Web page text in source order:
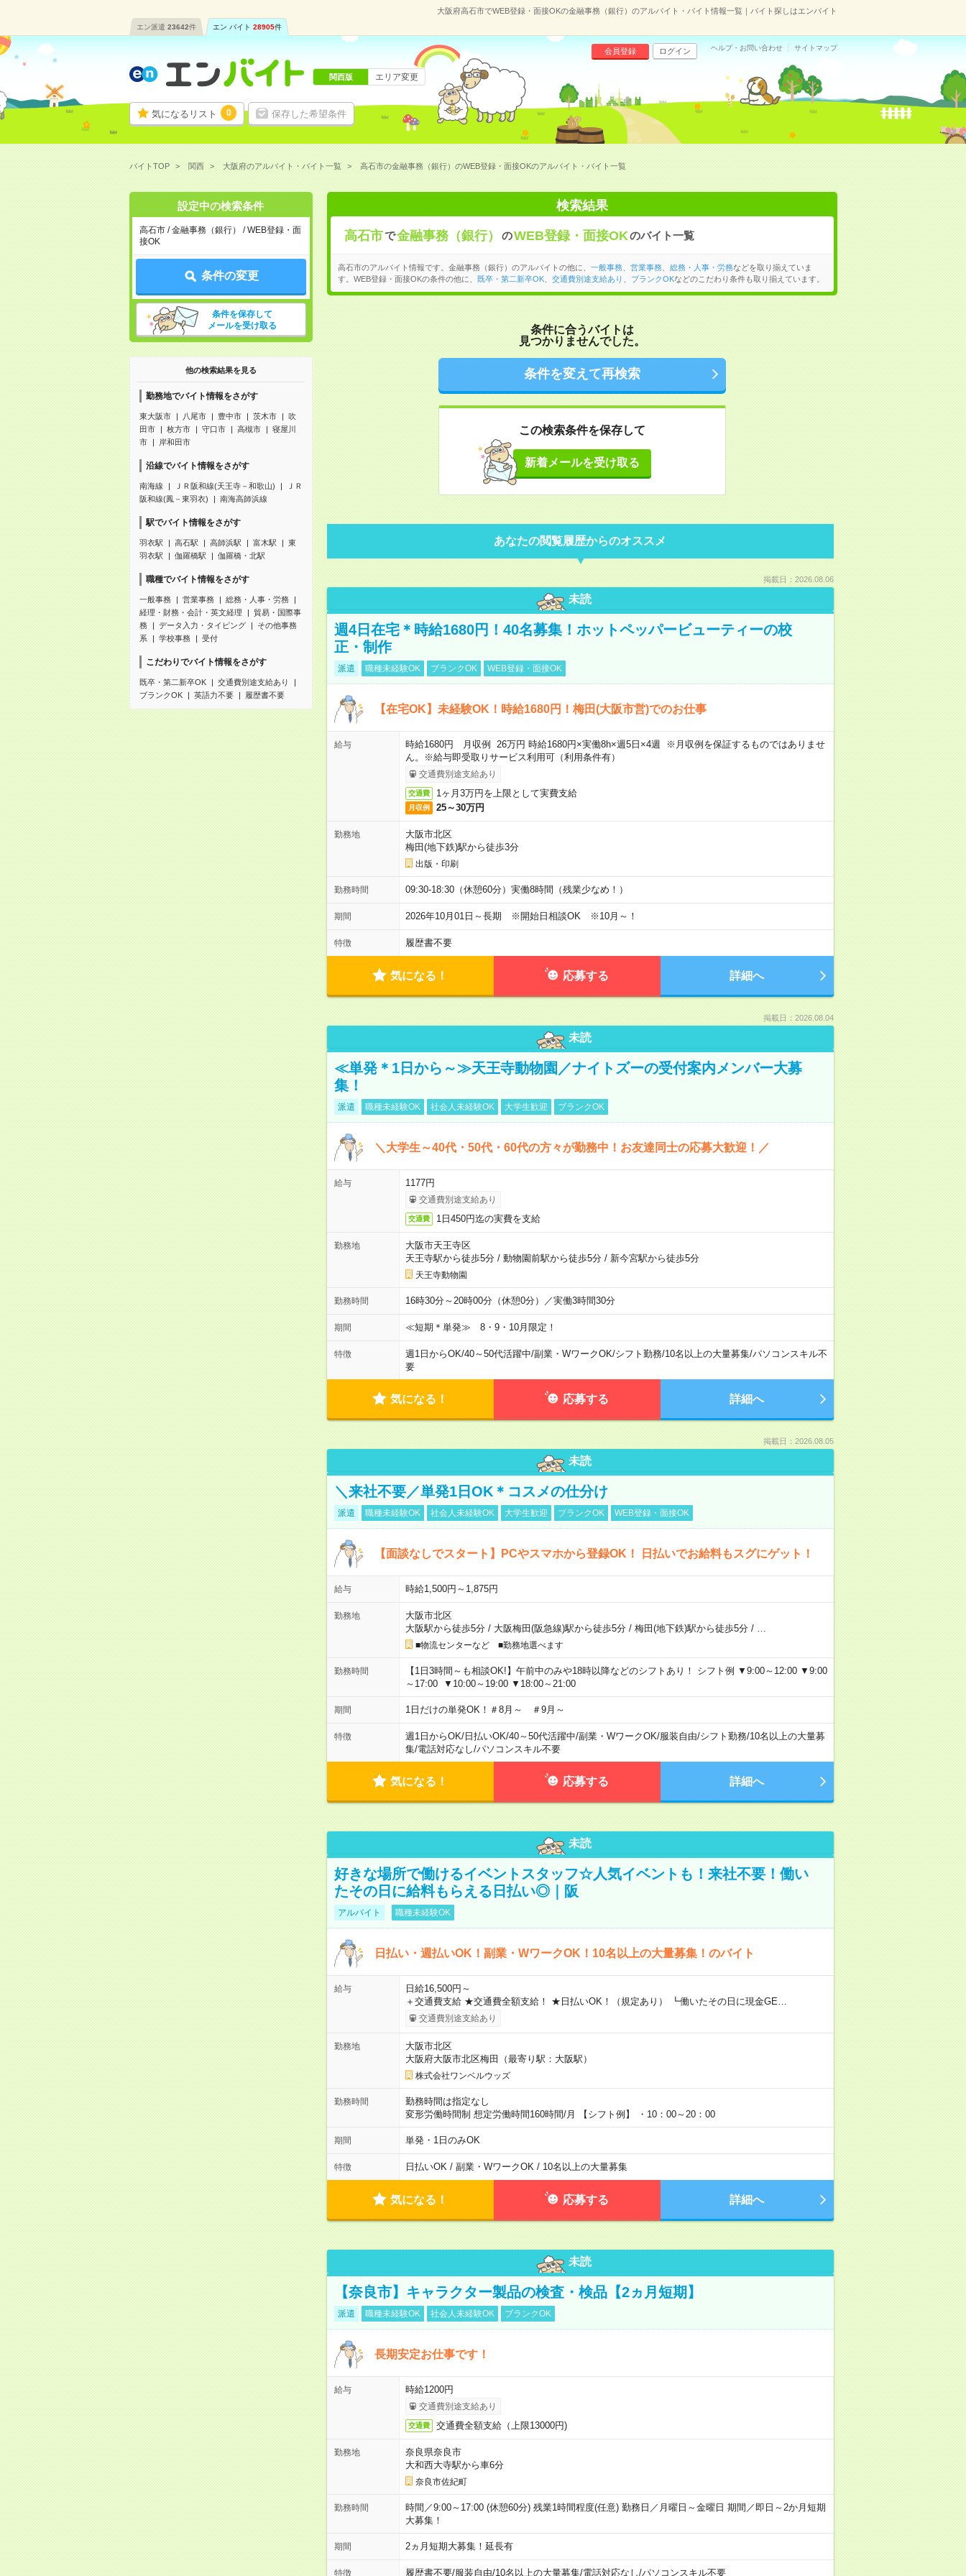
大阪府高石市でWEB登録・面接OKの金融事務（銀行）のアルバイト・バイト情報一覧｜バイト探しはエンバイト
エン派遣 23642件 エン バイト 28905件
気になるリスト 0 保存した希望条件
会員登録 ログイン ヘルプ・お問い合わせ サイトマップ
関西版 エリア変更
バイトTOP 関西 大阪府のアルバイト・バイト一覧 高石市の金融事務（銀行）のWEB登録・面接OKのアルバイト・バイト一覧
設定中の検索条件
高石市 / 金融事務（銀行） / WEB登録・面
接OK
条件の変更
条件を保存して
メールを受け取る
他の検索結果を見る
勤務地でバイト情報をさがす
東大阪市 八尾市 豊中市 茨木市
吹
田市
枚方市 守口市 高槻市
寝屋川
市
岸和田市
沿線でバイト情報をさがす
南海線 ＪＲ阪和線(天王寺－和歌山)
ＪＲ
阪和線(鳳－東羽衣)
南海高師浜線
駅でバイト情報をさがす
羽衣駅 高石駅 高師浜駅 富木駅
東
羽衣駅
伽羅橋駅 伽羅橋・北駅
職種でバイト情報をさがす
一般事務 営業事務
総務・人事・労務
経理・財務・会計・英文経理
貿易・国際事
務
データ入力・タイピング
その他事務
系
学校事務 受付
こだわりでバイト情報をさがす
既卒・第二新卒OK
交通費別途支給あり
ブランクOK
英語力不要 履歴書不要
検索結果
高石市で金融事務（銀行） のWEB登録・面接OKのバイト一覧
高石市のアルバイト情報です。金融事務（銀行）のアルバイトの他に、 一般事務、 営業事務、 総務・人事・労務などを取り揃えていま
す。WEB登録・面接OKの条件の他に、
既卒・第二新卒OK、 交通費別途支給あり ブランクOKなどのこだわり条件も取り揃えています。
条件に合うバイトは
見つかりませんでした。
条件を変えて再検索
この検索条件を保存して
新着メールを受け取る
あなたの閲覧履歴からのオススメ
掲載日：2026.08.06
未読
週4日在宅＊時給1680円！40名募集！ホットペッパービューティーの校
正・制作
派遣 職種未経験OK ブランクOK WEB登録・面接OK
【在宅OK】未経験OK！時給1680円！梅田(大阪市営)でのお仕事
給与
時給1680円 月収例 26万円 時給1680円×実働8h×週5日×4週 ※月収例を保証するものではありませ
ん。※給与即受取りサービス利用可（利用条件有）
交通費別途支給あり
交通費 1ヶ月3万円を上限として実費支給
月収例 25～30万円
勤務地
大阪市北区
梅田(地下鉄)駅から徒歩3分
出版・印刷
勤務時間 09:30-18:30（休憩60分）実働8時間（残業少なめ！）
期間 2026年10月01日～長期 ※開始日相談OK ※10月～！
特徴 履歴書不要
気になる！ 応募する 詳細へ
掲載日：2026.08.04
未読
≪単発＊1日から～≫天王寺動物園／ナイトズーの受付案内メンバー大募
集！
派遣 職種未経験OK 社会人未経験OK 大学生歓迎 ブランクOK
＼大学生～40代・50代・60代の方々が勤務中！お友達同士の応募大歓迎！／
給与 1177円
交通費別途支給あり
交通費 1日450円迄の実費を支給
勤務地
大阪市天王寺区
天王寺駅から徒歩5分/ 動物園前駅から徒歩5分/ 新今宮駅から徒歩5分
天王寺動物園
勤務時間 16時30分～20時00分（休憩0分）／実働3時間30分
期間 ≪短期＊単発≫ 8・9・10月限定！
特徴 週1日からOK/40～50代活躍中/副業・WワークOK/シフト勤務/10名以上の大量募集/パソコンスキル不
要
気になる！ 応募する 詳細へ
掲載日：2026.08.05
未読
＼来社不要／単発1日OK＊コスメの仕分け
派遣 職種未経験OK 社会人未経験OK 大学生歓迎 ブランクOK WEB登録・面接OK
【面談なしでスタート】PCやスマホから登録OK！ 日払いでお給料もスグにゲット！
給与 時給1,500円～1,875円
勤務地
大阪市北区
大阪駅から徒歩5分/ 大阪梅田(阪急線)駅から徒歩5分/ 梅田(地下鉄)駅から徒歩5分/
■物流センターなど ■勤務地選べます
勤務時間
【1日3時間～も相談OK!】午前中のみや18時以降などのシフトあり！ シフト例 ▼9:00～12:00 ▼9:00
～17:00 ▼10:00～19:00 ▼18:00～21:00
期間 1日だけの単発OK！＃8月～ ＃9月～
特徴 週1日からOK/日払いOK/40～50代活躍中/副業・WワークOK/服装自由/シフト勤務/10名以上の大量募
集/電話対応なし/パソコンスキル不要
気になる！ 応募する 詳細へ
未読
好きな場所で働けるイベントスタッフ☆人気イベントも！来社不要！働い
たその日に給料もらえる日払い◎｜阪
アルバイト 職種未経験OK
日払い・週払いOK！副業・WワークOK！10名以上の大量募集！のバイト
給与
日給16,500円～
＋交通費支給 ★交通費全額支給！ ★日払いOK！（規定あり） ┗働いたその日に現金GE…
交通費別途支給あり
勤務地
大阪市北区
大阪府大阪市北区梅田（最寄り駅：大阪駅）
株式会社ワンベルウッズ
勤務時間
勤務時間は指定なし
変形労働時間制 想定労働時間160時間/月 【シフト例】 ・10：00～20：00
期間 単発・1日のみOK
特徴 日払いOK / 副業・WワークOK / 10名以上の大量募集
気になる！ 応募する 詳細へ
未読
【奈良市】キャラクター製品の検査・検品【2ヵ月短期】
派遣 職種未経験OK 社会人未経験OK ブランクOK
長期安定お仕事です！
給与 時給1200円
交通費別途支給あり
交通費 交通費全額支給（上限13000円)
勤務地
奈良県奈良市
大和西大寺駅から車6分
奈良市佐紀町
勤務時間
時間／9:00～17:00 (休憩60分) 残業1時間程度(任意) 勤務日／月曜日～金曜日 期間／即日～2か月短期
大募集！
期間 2ヵ月短期大募集！延長有
特徴 履歴書不要/服装自由/10名以上の大量募集/電話対応なし/パソコンスキル不要